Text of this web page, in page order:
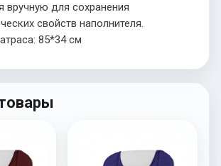
вручную для сохранения
свойств наполнителя.
85*34 см